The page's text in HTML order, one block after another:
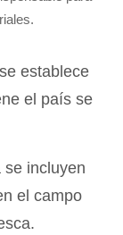
establece
el país se
se incluyen
el campo